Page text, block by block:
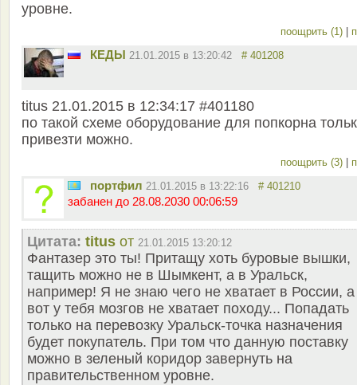
уровне.
поощрить (1)
КЕДЫ 21.01.2015 в 13:20:42 # 401208
titus 21.01.2015 в 12:34:17 #401180
по такой схеме оборудование для попкорна
привезти можно.
поощрить (3)
портфил 21.01.2015 в 13:22:16 # 401210
забанен до 28.08.2030 00:06:59
Цитата: titus от 21.01.2015 13:20:12
Фантазер это ты! Притащу хоть буровые вышки,
тащить можно не в Шымкент, а в Уральск,
например! Я не знаю чего не хватает в России, а
вот у тебя мозгов не хватает походу... Попадать
только на перевозку Уральск-точка назначения
будет покупатель. При том что данную поставку
можно в зеленый коридор завернуть на
правительственном уровне.